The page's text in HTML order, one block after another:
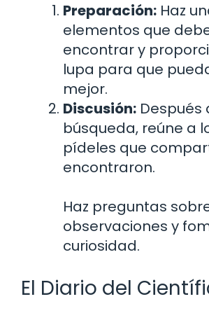
Preparación: Haz
elementos que
encontrar y
lupa para que
mejor.
Discusión: Después
búsqueda, reúne a
pídeles que
encontraron.
Haz preguntas
observaciones y
curiosidad.
El Diario del